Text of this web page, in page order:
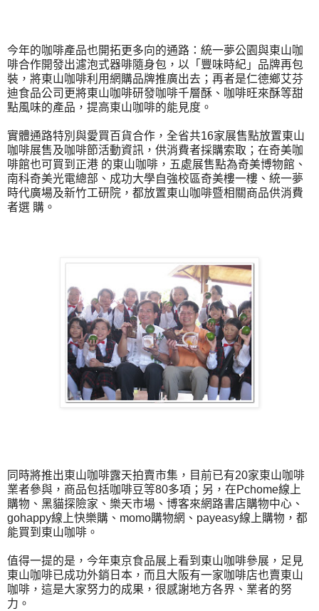
今年的咖啡產品也開拓更多向的通路：統一夢公園與東山咖
啡合作開發出濾泡式器啡隨身包，以「豐味時紀」品牌再包
裝，將東山咖啡利用網購品牌推廣出去；再者是仁德鄉艾芬
迪食品公司更將東山咖啡研發咖啡千層酥、咖啡旺來酥等甜
點風味的產品，提高東山咖啡的能見度。
實體通路特別與愛買百貨合作，全省共16家展售點放置東山
咖啡展售及咖啡節活動資訊，供消費者採購索取；在奇美咖
啡館也可買到正港 的東山咖啡，五處展售點為奇美博物館、
南科奇美光電總部、成功大學自強校區奇美樓一樓、統一夢
時代廣場及新竹工研院，都放置東山咖啡暨相關商品供消費
者選 購。
同時將推出東山咖啡露天拍賣市集，目前已有20家東山咖啡
業者參與，商品包括咖啡豆等80多項；另，在Pchome線上
購物、黑貓探險家、樂天市場、博客來網路書店購物中心、
gohappy線上快樂購、momo購物網、payeasy線上購物，都
能買到東山咖啡。
值得一提的是，今年東京食品展上看到東山咖啡參展，足見
東山咖啡已成功外銷日本，而且大阪有一家咖啡店也賣東山
咖啡，這是大家努力的成果，很感謝地方各界、業者的努
力。